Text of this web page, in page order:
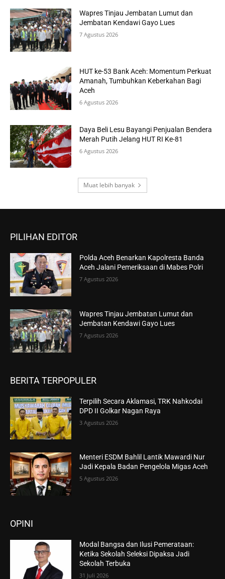
Wapres Tinjau Jembatan Lumut dan
Jembatan Kendawi Gayo Lues
7 Agustus 2026
HUT ke-53 Bank Aceh: Momentum Perkuat
Amanah, Tumbuhkan Keberkahan Bagi
Aceh
6 Agustus 2026
Daya Beli Lesu Bayangi Penjualan Bendera
Merah Putih Jelang HUT RI Ke-81
6 Agustus 2026
Muat lebih banyak
PILIHAN EDITOR
Polda Aceh Benarkan Kapolresta Banda
Aceh Jalani Pemeriksaan di Mabes Polri
7 Agustus 2026
Wapres Tinjau Jembatan Lumut dan
Jembatan Kendawi Gayo Lues
7 Agustus 2026
BERITA TERPOPULER
Terpilih Secara Aklamasi, TRK Nahkodai
DPD II Golkar Nagan Raya
3 Agustus 2026
Menteri ESDM Bahlil Lantik Mawardi Nur
Jadi Kepala Badan Pengelola Migas Aceh
5 Agustus 2026
OPINI
Modal Bangsa dan Ilusi Pemerataan:
Ketika Sekolah Seleksi Dipaksa Jadi
Sekolah Terbuka
31 Juli 2026